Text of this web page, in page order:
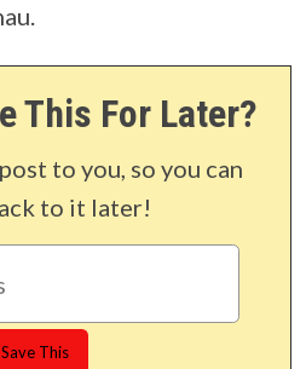
This For Later?
to you, so you can
to it later!